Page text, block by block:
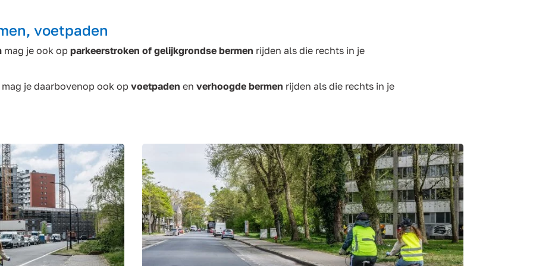
voetpaden
mag je ook op parkeerstroken of gelijkgrondse bermen rijden als die rechts in je
mag je daarbovenop ook op voetpaden en verhoogde bermen rijden als die rechts in je